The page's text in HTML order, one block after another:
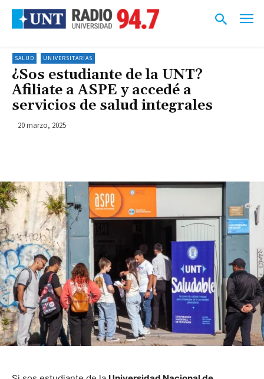
SALUD UNIVERSITARIAS
¿Sos estudiante de la UNT?
Afiliate a ASPE y accedé a
servicios de salud integrales
20 marzo, 2025